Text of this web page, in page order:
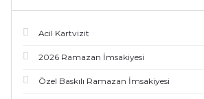
Acil Kartvizit
2026 Ramazan İmsakiyesi
Özel Baskılı Ramazan İmsakiyesi